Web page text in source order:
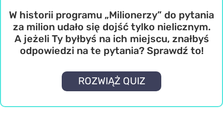
W historii programu „Milionerzy” do pytania
za milion udało się dojść tylko nielicznym.
A jeżeli Ty byłbyś na ich miejscu, znałbyś
odpowiedzi na te pytania? Sprawdź to!
ROZWIĄŻ QUIZ